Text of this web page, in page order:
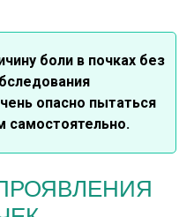
боли в почках без
опасно пытаться
самостоятельно.